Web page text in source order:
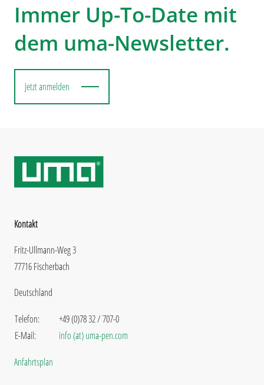
Immer Up-To-Date mit
dem uma-Newsletter.
Jetzt anmelden
Kontakt
Fritz-Ullmann-Weg 3
77716 Fischerbach
Deutschland
Telefon:
E-Mail:
+49 (0)78 32 / 707-0
info (at) uma-pen.com
Anfahrtsplan